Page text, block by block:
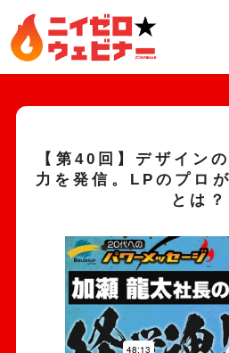
【第40回】デザイン
力を発信。LPのプロ
とは？